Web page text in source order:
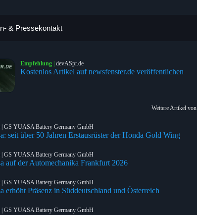
& Pressekontakt
Empfehlung | devASpr.de
Kostenlos Artikel auf newsfenster.de veröffentlichen
Weitere Artikel von
| GS YUASA Battery Germany GmbH
seit über 50 Jahren Erstausrüster der Honda Gold Wing
| GS YUASA Battery Germany GmbH
auf der Automechanika Frankfurt 2026
| GS YUASA Battery Germany GmbH
erhöht Präsenz in Süddeutschland und Österreich
| GS YUASA Battery Germany GmbH